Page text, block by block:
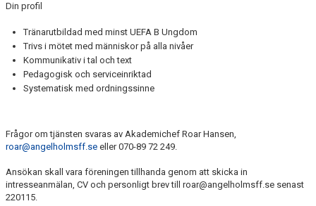
Din profil
Tränarutbildad med minst UEFA B Ungdom
Trivs i mötet med människor på alla nivåer
Kommunikativ i tal och text
Pedagogisk och serviceinriktad
Systematisk med ordningssinne
Frågor om tjänsten svaras av Akademichef Roar Hansen,
roar@angelholmsff.se eller 070-89 72 249.
Ansökan skall vara föreningen tillhanda genom att skicka in
intresseanmälan, CV och personligt brev till roar@angelholmsff.se senast
220115.